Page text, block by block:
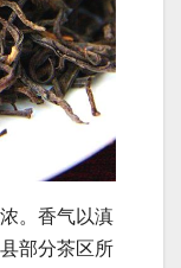
。香气以滇
部分茶区所